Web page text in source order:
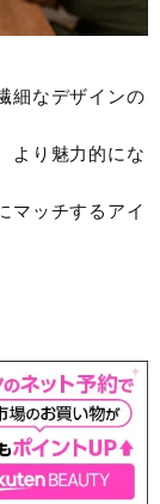
細なデザインの
より魅力的にな
マッチするアイ